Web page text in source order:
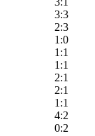
3:3
2:3
1:0
1:1
1:1
2:1
2:1
1:1
4:2
0:2